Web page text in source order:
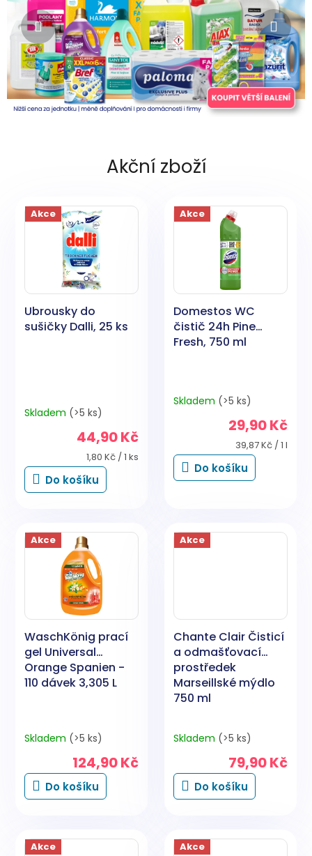
Akční zboží
Akce
Ubrousky do
sušičky Dalli, 25 ks
Skladem (>5 ks)
44,90 Kč
Měrná
cena:
1,80 Kč / 1 ks
Do košíku
Akce
Domestos WC
čistič 24h Pine
Fresh, 750 ml
Průměrné
5,0
5
Skladem (>5 ks)
29,90 Kč
Měrná
cena:
39,87 Kč / 1 l
Do košíku
Akce
WaschKönig prací
gel Universal
Orange Spanien -
110 dávek 3,305 L
Skladem (>5 ks)
124,90 Kč
Do košíku
Akce
Chante Clair Čisticí
a odmašťovací
prostředek
Marseillské mýdlo
750 ml
Skladem (>5 ks)
79,90 Kč
Do košíku
Akce Akce